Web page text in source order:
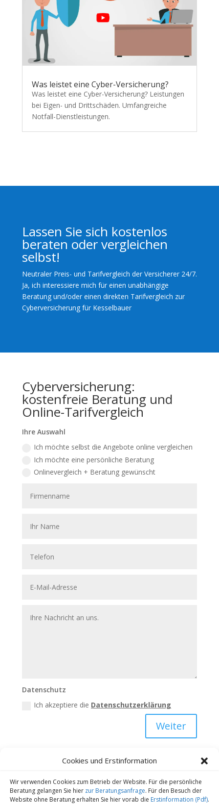
Cookies und Erstinformation
Wir verwenden Cookies zum Betrieb der Website. Für die persönliche
Beratung gelangen Sie hier zur Beratungsanfrage. Für den Besuch der
Website ohne Beratung erhalten Sie hier vorab die Erstinformation (Pdf).
Was leistet eine Cyber-Versicherung?
Was leistet eine Cyber-Versicherung? Leistungen
bei Eigen- und Drittschäden. Umfangreiche
Notfall-Dienstleistungen.
Lassen Sie sich kostenlos
beraten oder vergleichen
selbst!
Neutraler Preis- und Tarifvergleich der Versicherer 24/7.
Ja, ich interessiere mich für einen unabhängige
Beratung und/oder einen direkten Tarifvergleich zur
Cyberversicherung für Kesselbauer
Cyberversicherung:
kostenfreie Beratung und
Online-Tarifvergleich
Ihre Auswahl
Ich möchte selbst die Angebote online vergleichen
Ich möchte eine persönliche Beratung
Onlinevergleich + Beratung gewünscht
Datenschutz
Ich akzeptiere die Datenschutzerklärung
Weiter
Kontakt Datenschutz
Impressum
Cookie-Richtlinie (EU)